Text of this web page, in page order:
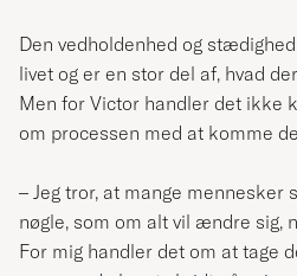
Den vedholdenhed og
livet og er en stor del af, hvad
Men for Victor handler det ikke
om processen med at komme
– Jeg tror, at mange mennesker
nøgle, som om alt vil ændre sig,
For mig handler det om at tage